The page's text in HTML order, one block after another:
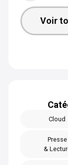
Voir
Cloud
Presse
&